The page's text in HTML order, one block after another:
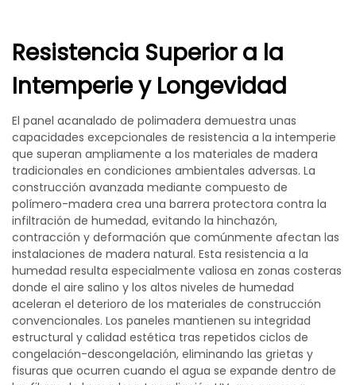
Resistencia Superior a la
Intemperie y Longevidad
El panel acanalado de polimadera demuestra unas
capacidades excepcionales de resistencia a la intemperie
que superan ampliamente a los materiales de madera
tradicionales en condiciones ambientales adversas. La
construcción avanzada mediante compuesto de
polímero-madera crea una barrera protectora contra la
infiltración de humedad, evitando la hinchazón,
contracción y deformación que comúnmente afectan las
instalaciones de madera natural. Esta resistencia a la
humedad resulta especialmente valiosa en zonas costeras
donde el aire salino y los altos niveles de humedad
aceleran el deterioro de los materiales de construcción
convencionales. Los paneles mantienen su integridad
estructural y calidad estética tras repetidos ciclos de
congelación-descongelación, eliminando las grietas y
fisuras que ocurren cuando el agua se expande dentro de